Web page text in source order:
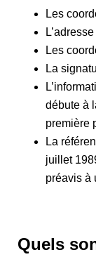
Les
Les
La
débute à
première
La
juillet
préavis à
Quels